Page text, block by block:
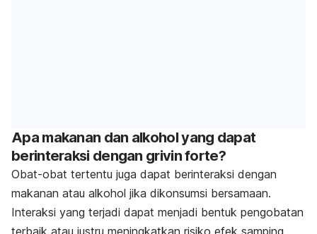
Apa makanan dan alkohol yang dapat
berinteraksi dengan grivin forte?
Obat-obat tertentu juga dapat berinteraksi dengan
makanan atau alkohol jika dikonsumsi bersamaan.
Interaksi yang terjadi dapat menjadi bentuk pengobatan